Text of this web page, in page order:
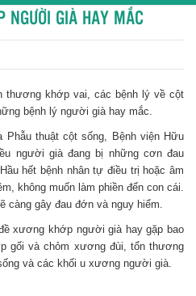
NGƯỜI GIÀ HAY MẮC
thương khớp vai, các bệnh lý về cột
bệnh lý người già hay mắc.
Phẫu thuật cột sống, Bệnh viện Hữu
người già đang bị những cơn đau
hết bệnh nhân tự điều trị hoặc âm
không muốn làm phiền đến con cái.
càng gây đau đớn và nguy hiểm.
xương khớp người già hay gặp bao
gối và chỏm xương đùi, tổn thương
và các khối u xương người già.